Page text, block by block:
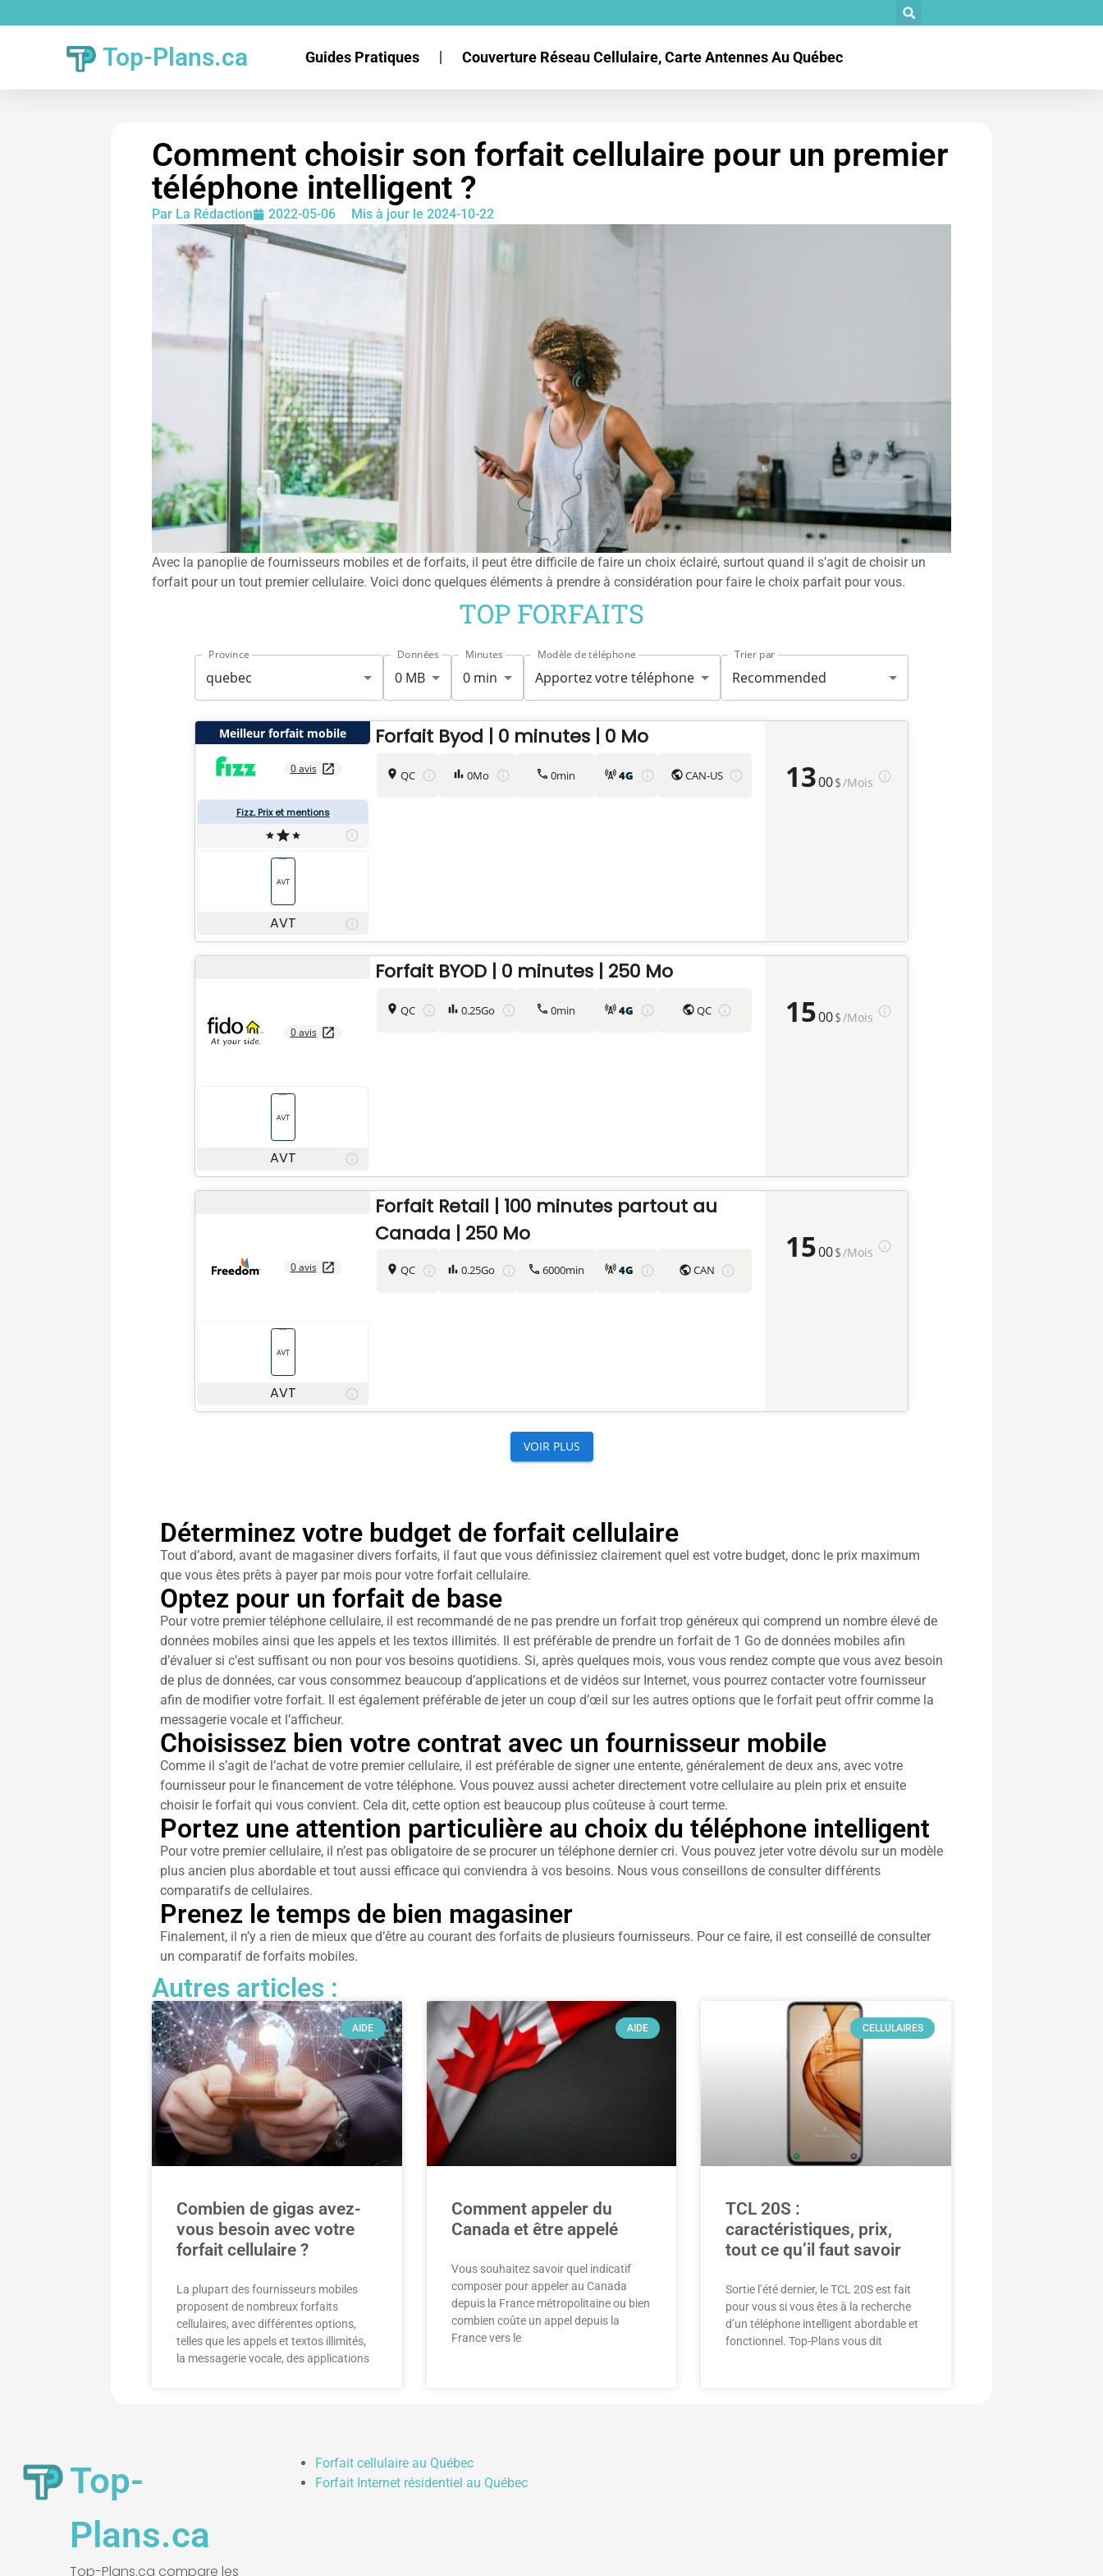
Top-Plans.ca Guides Pratiques Couverture Réseau Cellulaire, Carte Antennes Au Québec
Comment choisir son forfait cellulaire pour un premier
téléphone intelligent ?
Par La Rédaction 2022-05-06 Mis à jour le 2024-10-22
Avec la panoplie de fournisseurs mobiles et de forfaits, il peut être difficile de faire un choix éclairé, surtout quand il s’agit de choisir un
forfait pour un tout premier cellulaire. Voici donc quelques éléments à prendre à considération pour faire le choix parfait pour vous.
TOP FORFAITS
Déterminez votre budget de forfait cellulaire
Tout d’abord, avant de magasiner divers forfaits, il faut que vous définissiez clairement quel est votre budget, donc le prix maximum
que vous êtes prêts à payer par mois pour votre forfait cellulaire.
Optez pour un forfait de base
Pour votre premier téléphone cellulaire, il est recommandé de ne pas prendre un forfait trop généreux qui comprend un nombre élevé de
données mobiles ainsi que les appels et les textos illimités. Il est préférable de prendre un forfait de 1 Go de données mobiles afin
d’évaluer si c’est suffisant ou non pour vos besoins quotidiens. Si, après quelques mois, vous vous rendez compte que vous avez besoin
de plus de données, car vous consommez beaucoup d’applications et de vidéos sur Internet, vous pourrez contacter votre fournisseur
afin de modifier votre forfait. Il est également préférable de jeter un coup d’œil sur les autres options que le forfait peut offrir comme la
messagerie vocale et l’afficheur.
Choisissez bien votre contrat avec un fournisseur mobile
Comme il s’agit de l’achat de votre premier cellulaire, il est préférable de signer une entente, généralement de deux ans, avec votre
fournisseur pour le financement de votre téléphone. Vous pouvez aussi acheter directement votre cellulaire au plein prix et ensuite
choisir le forfait qui vous convient. Cela dit, cette option est beaucoup plus coûteuse à court terme.
Portez une attention particulière au choix du téléphone intelligent
Pour votre premier cellulaire, il n’est pas obligatoire de se procurer un téléphone dernier cri. Vous pouvez jeter votre dévolu sur un modèle
plus ancien plus abordable et tout aussi efficace qui conviendra à vos besoins. Nous vous conseillons de consulter différents
comparatifs de cellulaires.
Prenez le temps de bien magasiner
Finalement, il n’y a rien de mieux que d’être au courant des forfaits de plusieurs fournisseurs. Pour ce faire, il est conseillé de consulter
un comparatif de forfaits mobiles.
Autres articles :
AIDE
Combien de gigas avez-
vous besoin avec votre
forfait cellulaire ?
La plupart des fournisseurs mobiles
proposent de nombreux forfaits
cellulaires, avec différentes options,
telles que les appels et textos illimités,
la messagerie vocale, des applications
AIDE
Comment appeler du
Canada et être appelé
Vous souhaitez savoir quel indicatif
composer pour appeler au Canada
depuis la France métropolitaine ou bien
combien coûte un appel depuis la
France vers le
CELLULAIRES
TCL 20S :
caractéristiques, prix,
tout ce qu’il faut savoir
Sortie l’été dernier, le TCL 20S est fait
pour vous si vous êtes à la recherche
d’un téléphone intelligent abordable et
fonctionnel. Top-Plans vous dit
Top-
Plans.ca
Top-Plans.ca compare les
Forfait cellulaire au Québec
Forfait Internet résidentiel au Québec